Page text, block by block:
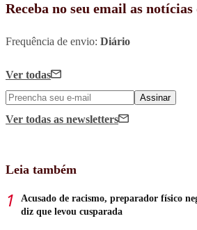
Receba no seu email as
Frequência de envio: Diário
Ver todas
Assinar
Ver todas as newsletters
Leia também
Acusado de racismo, preparador físico
diz que levou cusparada